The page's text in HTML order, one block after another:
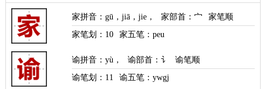
家拼音 ：gū ，jiā ，jie ， 家部首 ：宀
家笔顺
家笔划： 10 家五笔：peu
谕拼音 ：yù ， 谕部首 ：讠
谕笔顺
谕笔划： 11 谕五笔：ywgj